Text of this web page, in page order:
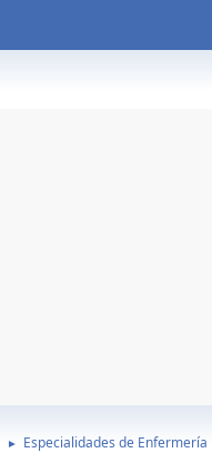
► Especialidades de Enfermería